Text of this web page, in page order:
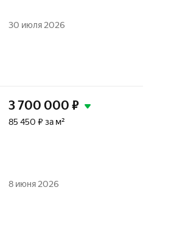
30 июля 2026
3 700 000 ₽
85 450 ₽ за м²
8 июня 2026